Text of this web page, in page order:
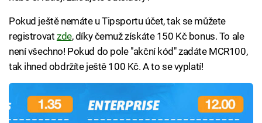
Pokud ještě nemáte u Tipsportu účet, tak se můžete
registrovat zde, díky čemuž získáte 150 Kč bonus. To ale
není všechno! Pokud do pole "akční kód" zadáte MCR100,
tak ihned obdržíte ještě 100 Kč. A to se vyplatí!